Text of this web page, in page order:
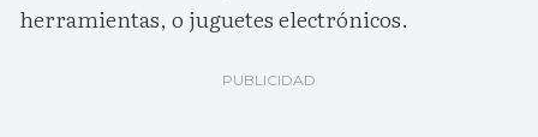
herramientas, o juguetes electrónicos.